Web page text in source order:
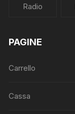
Radio
PAGINE
Carrello
Cassa